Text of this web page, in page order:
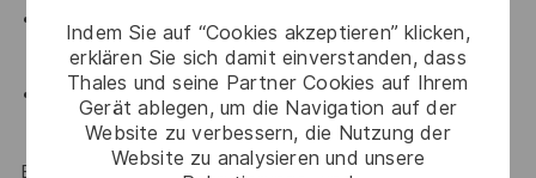
Indem Sie auf “Cookies akzeptieren” klicken,
erklären Sie sich damit einverstanden, dass
Thales und seine Partner Cookies auf Ihrem
Gerät ablegen, um die Navigation auf der
Website zu verbessern, die Nutzung der
Website zu analysieren und unsere
Solides connaissances dans le domaine électronique,
logiciel, Optronique et Ingénierie Système
Aisance dans l’utilisation des outils informatiques : PLM,
Excel
Esprit d’équipe, synthétiser, communiquer sont des atouts